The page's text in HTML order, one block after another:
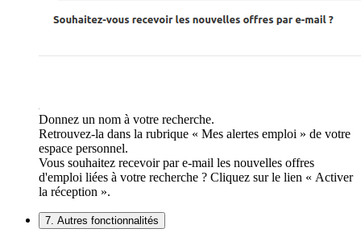
Donnez un nom à votre recherche.
Retrouvez-la dans la rubrique « Mes alertes emploi » de votre
espace personnel.
Vous souhaitez recevoir par e-mail les nouvelles offres
d'emploi liées à votre recherche ? Cliquez sur le lien « Activer
la réception ».
7. Autres fonctionnalités